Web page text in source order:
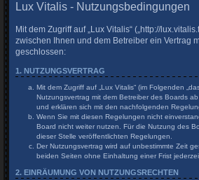
Lux Vitalis - Nutzungsbedingungen
Mit dem Zugriff auf „Lux Vitalis“ („http://
zwischen Ihnen und dem Betreiber ein Vertrag
geschlossen:
1. NUTZUNGSVERTRAG
Mit dem Zugriff auf „Lux Vitalis“ (im Folgenden
Nutzungsvertrag mit dem Betreiber des Boards ab
und erklären sich mit den nachfolgenden
Wenn Sie mit diesen Regelungen nicht
Board nicht weiter nutzen. Für die Nutzung des
dieser Stelle veröffentlichten Regelungen.
Der Nutzungsvertrag wird auf unbestimmte Zeit
beiden Seiten ohne Einhaltung einer Frist
2. EINRÄUMUNG VON NUTZUNGSRECHTEN